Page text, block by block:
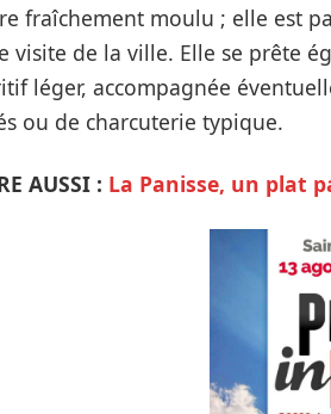
fraîchement moulu ; elle est
visite de la ville. Elle se prête
léger, accompagnée
ou de charcuterie typique.
AUSSI : La Panisse, un plat